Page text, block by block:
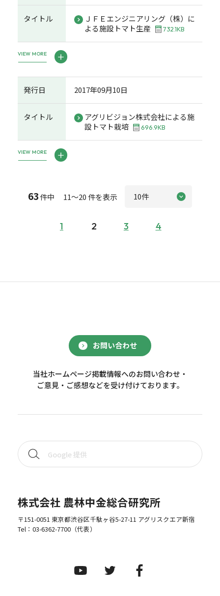
タイトル
ＪＦＥエンジニアリング（株）に
よる施設トマト生産
732.1KB
VIEW MORE
発行日 2017年09月10日
タイトル
アグリビジョン株式会社による施
設トマト栽培
696.9KB
VIEW MORE
63件中 11～20 件を表示
1 2 3 4
お問い合わせ
当社ホームページ掲載情報へのお問い合わせ・
ご意見・ご感想などを受け付けております。
株式会社 農林中金総合研究所
〒151-0051 東京都渋谷区千駄ヶ谷5-27-11 アグリスクエア新宿
Tel： 03-6362-7700（代表）